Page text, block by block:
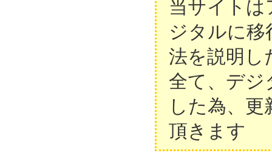
当サイト
ジタルに移
法を説明し
全て、デジ
した為、
頂きます